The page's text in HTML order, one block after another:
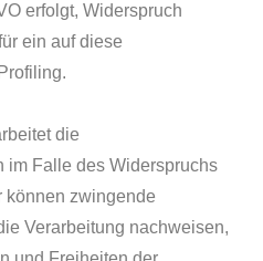
erfolgt, Widerspruch
ein auf diese
die
im Falle des Widerspruchs
können zwingende
Verarbeitung nachweisen,